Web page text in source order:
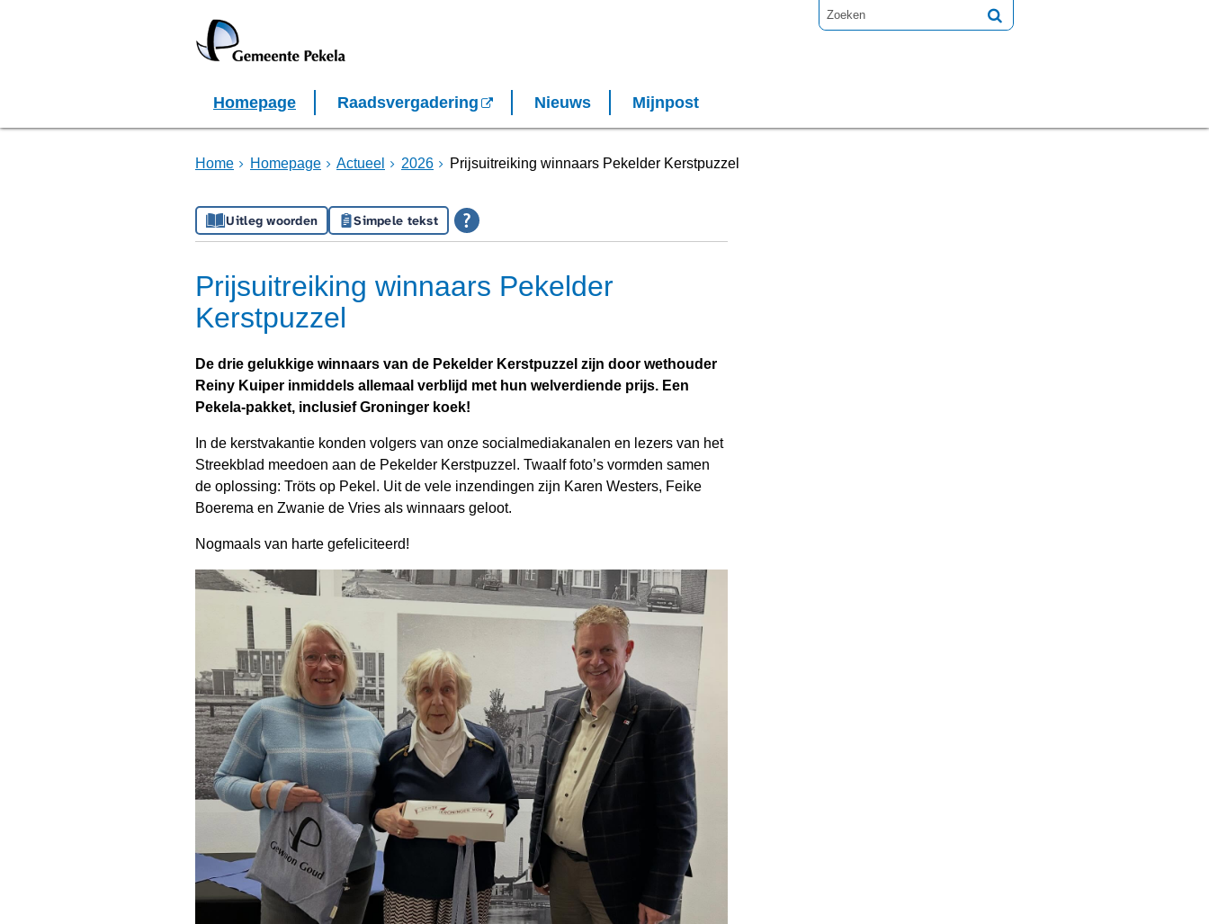
Homepage Raadsvergadering Nieuws Mijnpost
Home Homepage Actueel 2026 Prijsuitreiking winnaars Pekelder Kerstpuzzel
Uitleg woorden Simpele tekst
Prijsuitreiking winnaars Pekelder
Kerstpuzzel
De drie gelukkige winnaars van de Pekelder Kerstpuzzel zijn door wethouder
Reiny Kuiper inmiddels allemaal verblijd met hun welverdiende prijs. Een
Pekela-pakket, inclusief Groninger koek!
In de kerstvakantie konden volgers van onze socialmediakanalen en lezers van het
Streekblad meedoen aan de Pekelder Kerstpuzzel. Twaalf foto’s vormden samen
de oplossing: Tröts op Pekel. Uit de vele inzendingen zijn Karen Westers, Feike
Boerema en Zwanie de Vries als winnaars geloot.
Nogmaals van harte gefeliciteerd!